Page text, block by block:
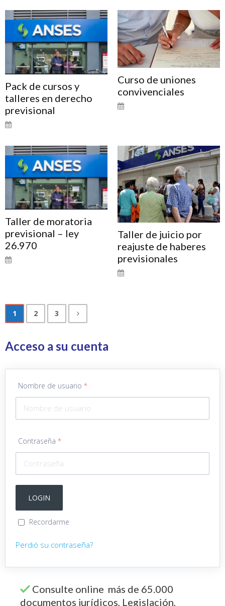
Pack de cursos y
talleres en derecho
previsional
Curso de uniones
convivenciales
Taller de moratoria
previsional – ley
26.970
Taller de juicio por
reajuste de haberes
previsionales
1 2 3
Acceso a su cuenta
Nombre de usuario *
Contraseña *
Recordarme
Perdió su contraseña?
Consulte online más de 65.000
documentos jurídicos, Legislación,